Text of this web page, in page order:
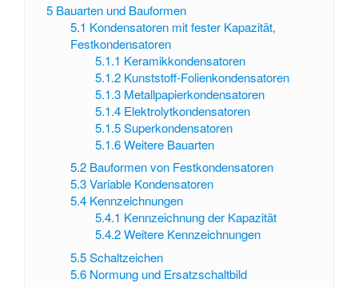
5 Bauarten und Bauformen
5.1 Kondensatoren mit fester Kapazität,
Festkondensatoren
5.1.1 Keramikkondensatoren
5.1.2 Kunststoff-Folienkondensatoren
5.1.3 Metallpapierkondensatoren
5.1.4 Elektrolytkondensatoren
5.1.5 Superkondensatoren
5.1.6 Weitere Bauarten
5.2 Bauformen von Festkondensatoren
5.3 Variable Kondensatoren
5.4 Kennzeichnungen
5.4.1 Kennzeichnung der Kapazität
5.4.2 Weitere Kennzeichnungen
5.5 Schaltzeichen
5.6 Normung und Ersatzschaltbild